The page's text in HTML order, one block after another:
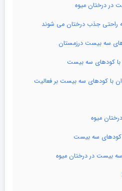
در درختان میوه
راحتی جذب درختان می شوند
سه بیست درزمستان
کودهای سه بیست
با کودهای سه بیست بر فعالیت
میوه
کودهای سه بیست
بیست در درختان میوه